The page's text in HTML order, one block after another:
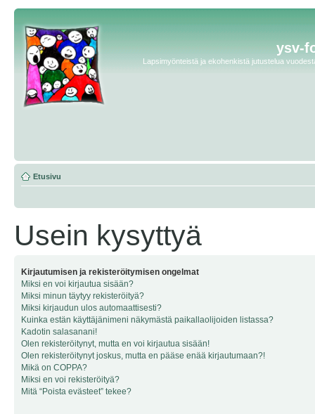
ysv-
Lapsimyönteistä ja ekohenkistä jutustelua
Etusivu
Usein kysyttyä
Kirjautumisen ja rekisteröitymisen ongelmat
Miksi en voi kirjautua sisään?
Miksi minun täytyy rekisteröityä?
Miksi kirjaudun ulos automaattisesti?
Kuinka estän käyttäjänimeni näkymästä paikallaolijoiden listassa?
Kadotin salasanani!
Olen rekisteröitynyt, mutta en voi kirjautua sisään!
Olen rekisteröitynyt joskus, mutta en pääse enää kirjautumaan?!
Mikä on COPPA?
Miksi en voi rekisteröityä?
Mitä “Poista evästeet” tekee?